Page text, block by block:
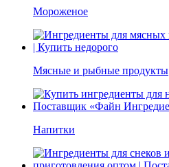
Мороженое
Мясные и рыбные продукты
Напитки